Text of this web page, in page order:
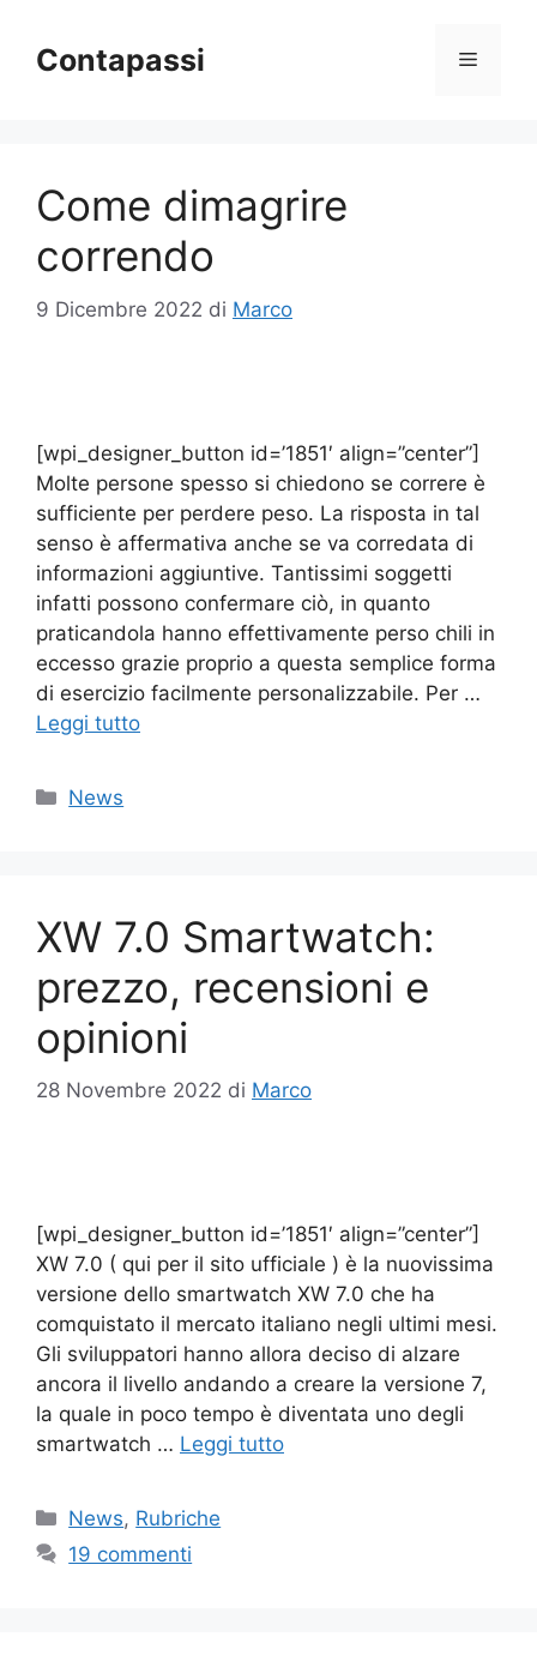
contenuto
Contapassi Menu
Come dimagrire
correndo
9 Dicembre 2022 di Marco
[wpi_designer_button id=’1851′ align=”center”]
Molte persone spesso si chiedono se correre è
sufficiente per perdere peso. La risposta in tal
senso è affermativa anche se va corredata di
informazioni aggiuntive. Tantissimi soggetti
infatti possono confermare ciò, in quanto
praticandola hanno effettivamente perso chili in
eccesso grazie proprio a questa semplice forma
di esercizio facilmente personalizzabile. Per …
Leggi tutto
Categorie
News
XW 7.0 Smartwatch:
prezzo, recensioni e
opinioni
28 Novembre 2022 di Marco
[wpi_designer_button id=’1851′ align=”center”]
XW 7.0 ( qui per il sito ufficiale ) è la nuovissima
versione dello smartwatch XW 7.0 che ha
comquistato il mercato italiano negli ultimi mesi.
Gli sviluppatori hanno allora deciso di alzare
ancora il livello andando a creare la versione 7,
la quale in poco tempo è diventata uno degli
smartwatch … Leggi tutto
Categorie
News, Rubriche
19 commenti